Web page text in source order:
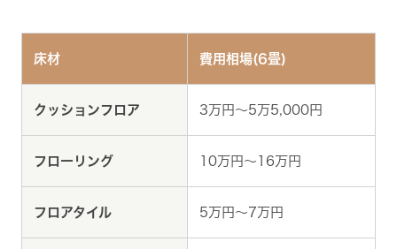
床材 費用相場(6畳)
クッションフロア 3万円～5万5,000円
フローリング 10万円～16万円
フロアタイル 5万円～7万円